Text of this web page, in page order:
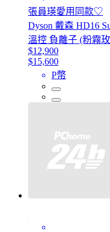
張員瑛愛用同款♡
Dyson 戴森 HD16
溫控 負離子 (粉霧
$12,900
$15,600
P幣